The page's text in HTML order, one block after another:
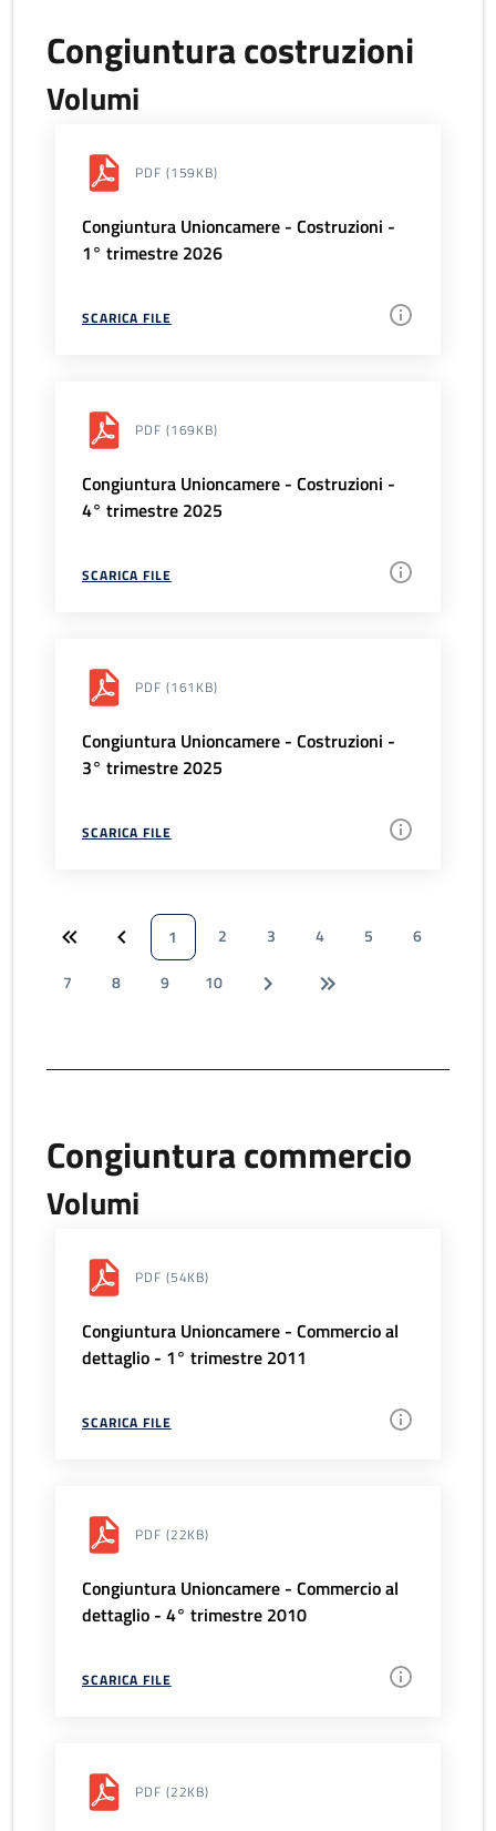
Congiuntura costruzioni
Volumi
PDF (159KB)
Congiuntura Unioncamere - Costruzioni -
1° trimestre 2026
SCARICA FILE
PDF (169KB)
Congiuntura Unioncamere - Costruzioni -
4° trimestre 2025
SCARICA FILE
PDF (161KB)
Congiuntura Unioncamere - Costruzioni -
3° trimestre 2025
SCARICA FILE
1 2 3 4 5
6
7
8 9 10
Congiuntura commercio
Volumi
PDF (54KB)
Congiuntura Unioncamere - Commercio al
dettaglio - 1° trimestre 2011
SCARICA FILE
PDF (22KB)
Congiuntura Unioncamere - Commercio al
dettaglio - 4° trimestre 2010
SCARICA FILE
PDF (22KB)